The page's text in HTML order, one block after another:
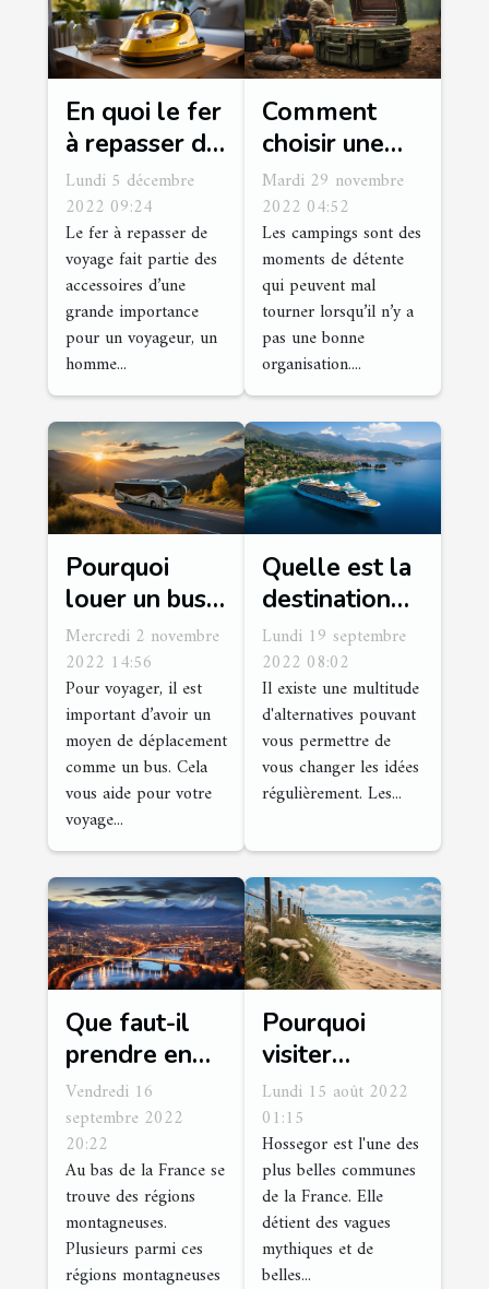
En quoi le fer
à repasser de
voyage est-il
indispensable
?
Lundi 5 décembre
2022 09:24
Le fer à repasser de
voyage fait partie des
accessoires d’une
grande importance
pour un voyageur, un
homme...
Comment
choisir une
glacière pour
camping ou
excursion ?
Mardi 29 novembre
2022 04:52
Les campings sont des
moments de détente
qui peuvent mal
tourner lorsqu’il n’y a
pas une bonne
organisation....
Pourquoi
louer un bus
pour voyager
?
Mercredi 2 novembre
2022 14:56
Pour voyager, il est
important d’avoir un
moyen de déplacement
comme un bus. Cela
vous aide pour votre
voyage...
Quelle est la
destination
idéale où l'on
peut faire une
croisière ?
Lundi 19 septembre
2022 08:02
Il existe une multitude
d'alternatives pouvant
vous permettre de
vous changer les idées
régulièrement. Les...
Que faut-il
prendre en
compte pour
réussir le
tourisme à
Grenoble ?
Vendredi 16
septembre 2022
20:22
Au bas de la France se
trouve des régions
montagneuses.
Plusieurs parmi ces
régions montagneuses
Pourquoi
visiter
Hossegor ?
Lundi 15 août 2022
01:15
Hossegor est l'une des
plus belles communes
de la France. Elle
détient des vagues
mythiques et de
belles...